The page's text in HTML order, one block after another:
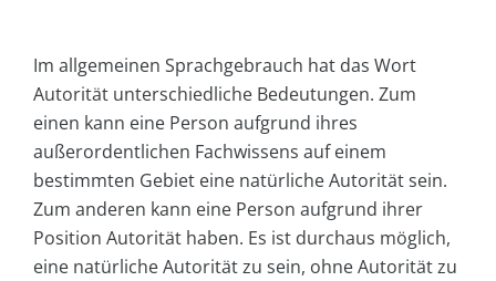
Im allgemeinen Sprachgebrauch hat das Wort
Autorität unterschiedliche Bedeutungen. Zum
einen kann eine Person aufgrund ihres
außerordentlichen Fachwissens auf einem
bestimmten Gebiet eine natürliche Autorität sein.
Zum anderen kann eine Person aufgrund ihrer
Position Autorität haben. Es ist durchaus möglich,
eine natürliche Autorität zu sein, ohne Autorität zu